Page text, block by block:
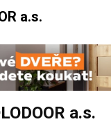
a.s.
a.s.